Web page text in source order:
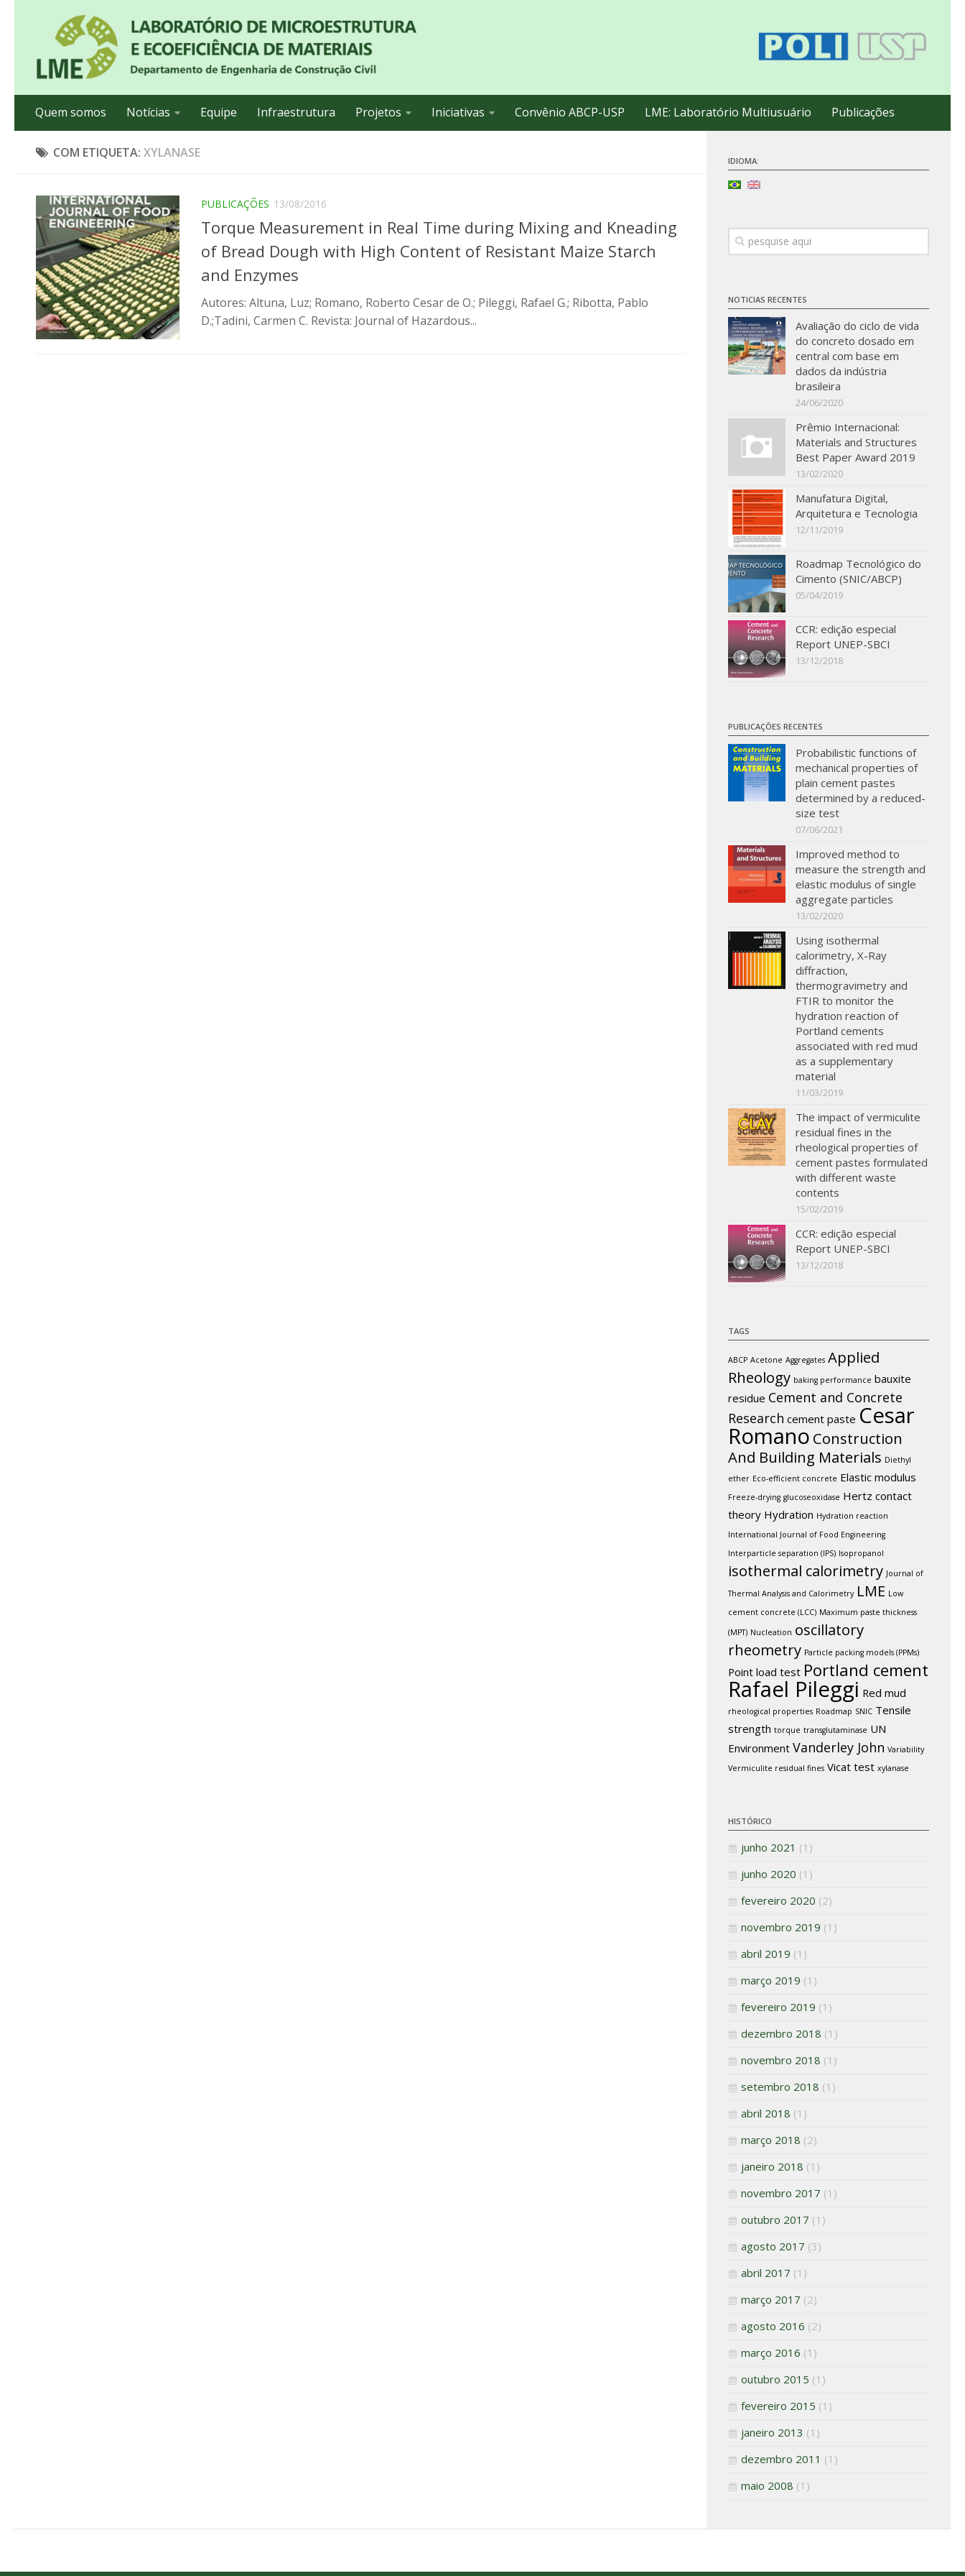
Quem somos Notícias Equipe Infraestrutura Projetos Iniciativas Convênio ABCP-USP LME: Laboratório Multiusuário Publicações
COM ETIQUETA: XYLANASE
PUBLICAÇÕES 13/08/2016
Torque Measurement in Real Time during Mixing and Kneading
of Bread Dough with High Content of Resistant Maize Starch
and Enzymes
Autores: Altuna, Luz; Romano, Roberto Cesar de O.; Pileggi, Rafael G.; Ribotta, Pablo
D.;Tadini, Carmen C. Revista: Journal of Hazardous...
IDIOMA:
NOTICIAS RECENTES
Avaliação do ciclo de vida
do concreto dosado em
central com base em
dados da indústria
brasileira
24/06/2020
Prêmio Internacional:
Materials and Structures
Best Paper Award 2019
13/02/2020
Manufatura Digital,
Arquitetura e Tecnologia
12/11/2019
Roadmap Tecnológico do
Cimento (SNIC/ABCP)
05/04/2019
CCR: edição especial
Report UNEP-SBCI
13/12/2018
PUBLICAÇÕES RECENTES
Probabilistic functions of
mechanical properties of
plain cement pastes
determined by a reduced-
size test
07/06/2021
Improved method to
measure the strength and
elastic modulus of single
aggregate particles
13/02/2020
Using isothermal
calorimetry, X-Ray
diffraction,
thermogravimetry and
FTIR to monitor the
hydration reaction of
Portland cements
associated with red mud
as a supplementary
material
11/03/2019
The impact of vermiculite
residual fines in the
rheological properties of
cement pastes formulated
with different waste
contents
15/02/2019
CCR: edição especial
Report UNEP-SBCI
13/12/2018
TAGS
ABCP Acetone Aggregates Applied
Rheology baking performance bauxite
residue Cement and Concrete
Research cement paste Cesar
Romano Construction
And Building Materials Diethyl
ether Eco-efficient concrete Elastic modulus
Freeze-drying glucoseoxidase Hertz contact
theory Hydration Hydration reaction
International Journal of Food Engineering
Interparticle separation (IPS) Isopropanol
isothermal calorimetry Journal of
Thermal Analysis and Calorimetry LME Low
cement concrete (LCC) Maximum paste thickness
(MPT) Nucleation oscillatory
rheometry Particle packing models (PPMs)
Point load test Portland cement
Rafael Pileggi Red mud
rheological properties Roadmap SNIC Tensile
strength torque transglutaminase UN
Environment Vanderley John Variability
Vermiculite residual fines Vicat test xylanase
HISTÓRICO
junho 2021 (1)
junho 2020 (1)
fevereiro 2020 (2)
novembro 2019 (1)
abril 2019 (1)
março 2019 (1)
fevereiro 2019 (1)
dezembro 2018 (1)
novembro 2018 (1)
setembro 2018 (1)
abril 2018 (1)
março 2018 (2)
janeiro 2018 (1)
novembro 2017 (1)
outubro 2017 (1)
agosto 2017 (3)
abril 2017 (1)
março 2017 (2)
agosto 2016 (2)
março 2016 (1)
outubro 2015 (1)
fevereiro 2015 (1)
janeiro 2013 (1)
dezembro 2011 (1)
maio 2008 (1)